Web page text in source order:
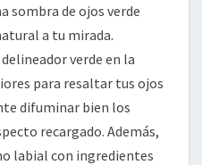
sombra de ojos verde
a tu mirada.
verde en la
para resaltar tus ojos
difuminar bien los
recargado. Además,
labial con ingredientes